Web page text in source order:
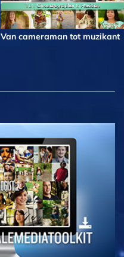
Van cameraman tot muzikant